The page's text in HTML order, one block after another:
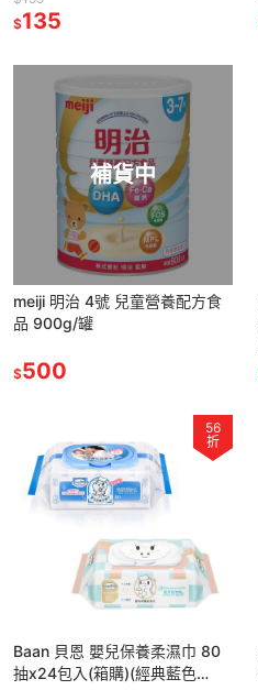
$135
補貨中
meiji 明治 4號 兒童營養配方食
品 900g/罐
$500
56
折
Baan 貝恩 嬰兒保養柔濕巾 80
抽x24包入(箱購)(經典藍色